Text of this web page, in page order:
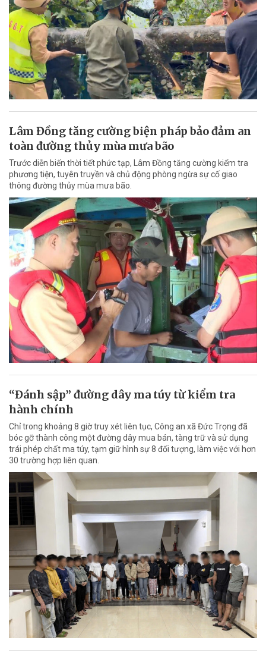
Lâm Đồng tăng cường biện pháp bảo đảm an
toàn đường thủy mùa mưa bão
Trước diễn biến thời tiết phức tạp, Lâm Đồng tăng cường kiểm tra
phương tiện, tuyên truyền và chủ động phòng ngừa sự cố giao
thông đường thủy mùa mưa bão.
“Đánh sập” đường dây ma túy từ kiểm tra
hành chính
Chỉ trong khoảng 8 giờ truy xét liên tục, Công an xã Đức Trọng đã
bóc gỡ thành công một đường dây mua bán, tàng trữ và sử dụng
trái phép chất ma túy, tạm giữ hình sự 8 đối tượng, làm việc với hơn
30 trường hợp liên quan.